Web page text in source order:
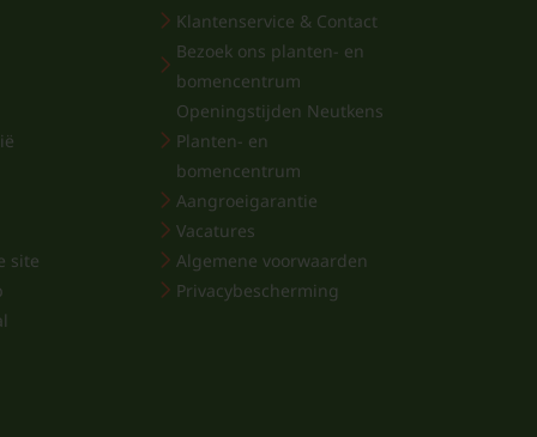
site
Klantenservice & Contact
Bezoek ons planten- en
bomencentrum
Openingstijden Neutkens
Planten- en
bomencentrum
Aangroeigarantie
Vacatures
Algemene voorwaarden
Privacybescherming